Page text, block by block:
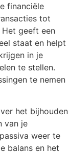
financiële
tot
geeft een
staat en helpt
in je
te stellen.
te nemen
het bijhouden
van je
weer te
balans en het